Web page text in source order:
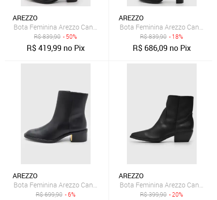
AREZZO
Bota Feminina Arezzo Cano Médio Couro Preto
R$839,90 - 50%
R$419,99 no Pix
AREZZO
Bota Feminina Arezzo Cano
R$839,90 - 18%
R$ 686,09 no Pix
AREZZO
Bota Feminina Arezzo Cano Curto Couro Preta
R$699,90 - 6%
AREZZO
Bota Feminina Arezzo Cano
R$399,90 - 20%